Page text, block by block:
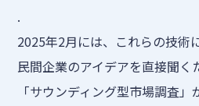
.
2025年2月には、これらの技術
民間企業のアイデアを直接聞く
「サウンディング型市場調査」